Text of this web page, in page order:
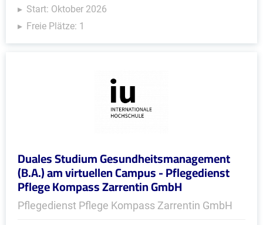
Start: Oktober 2026
Freie Plätze: 1
Duales Studium Gesundheitsmanagement
(B.A.) am virtuellen Campus - Pflegedienst
Pflege Kompass Zarrentin GmbH
Pflegedienst Pflege Kompass Zarrentin GmbH